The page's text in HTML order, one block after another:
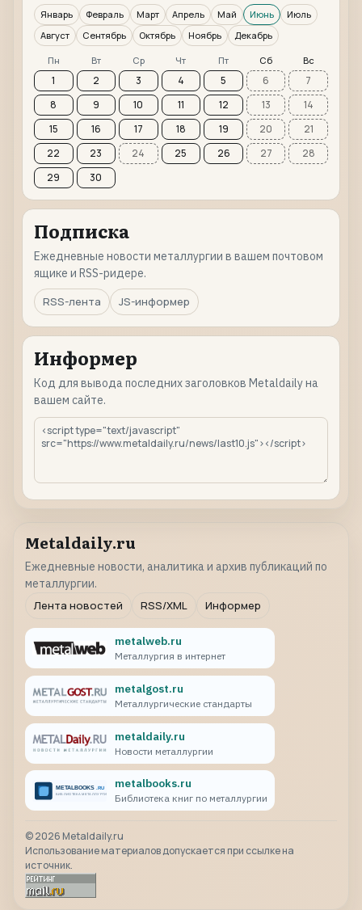
Январь Февраль Март Апрель Май Июнь
Июль
Август
Сентябрь Октябрь Ноябрь Декабрь
Пн Вт Ср Чт Пт Сб Вс
1 2 3 4 5 6
7
8
9 10 11 12 13
14
15
16 17 18 19 20
21
22
23 24 25 26 27
28
29
30
Подписка
Ежедневные новости металлургии в вашем почтовом
ящике и RSS-ридере.
RSS-лента
JS-информер
Информер
Код для вывода последних заголовков Metaldaily на
вашем сайте.
Metaldaily.ru
Ежедневные новости, аналитика и архив публикаций по
металлургии.
Лента новостей
RSS/XML Информер
metalweb.ru
Металлургия в интернет
metalgost.ru
Металлургические стандарты
metaldaily.ru
Новости металлургии
metalbooks.ru
Библиотека книг по металлургии
©2026 Metaldaily.ru
Использование материалов допускается при ссылке на
источник.